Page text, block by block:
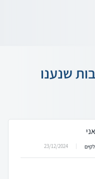
שנענו
23/12/2024